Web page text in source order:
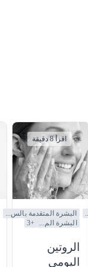
البشرة المتقدمة بالس...
البشرة الم...
+
3
الروتين
اليومي
اقرأ 8 دقيقة